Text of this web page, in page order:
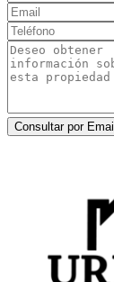
Consultar por Email